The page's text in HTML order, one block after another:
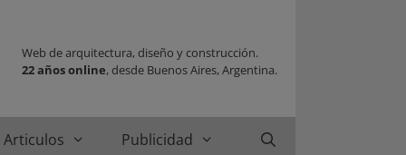
Web de arquitectura, diseño y construcción.
22 años online, desde Buenos Aires, Argentina.
Articulos Publicidad